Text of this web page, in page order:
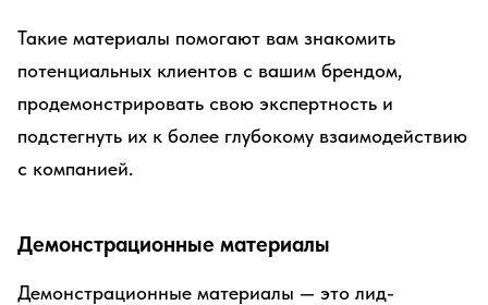
Такие материалы помогают вам знакомить
потенциальных клиентов с вашим брендом,
продемонстрировать свою экспертность и
подстегнуть их к более глубокому взаимодействию
с компанией.
Демонстрационные материалы
Демонстрационные материалы — это лид-